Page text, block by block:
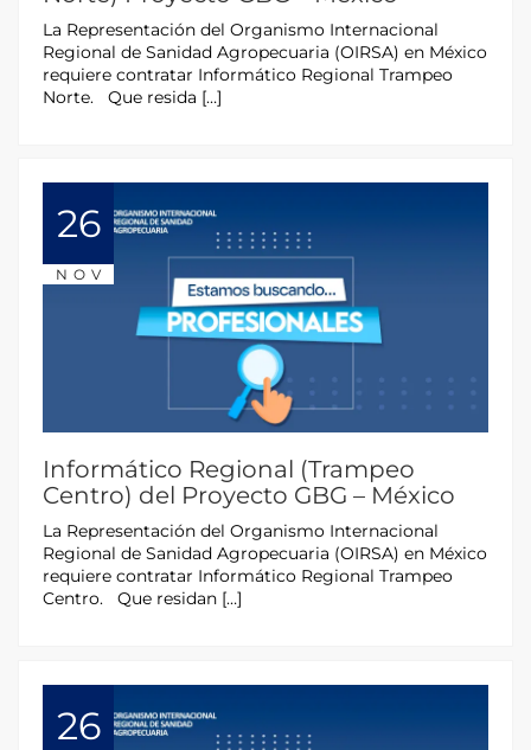
La Representación del Organismo Internacional
Regional de Sanidad Agropecuaria (OIRSA) en México
requiere contratar Informático Regional Trampeo
Norte. Que resida […]
26
NOV
Informático Regional (Trampeo
Centro) del Proyecto GBG – México
La Representación del Organismo Internacional
Regional de Sanidad Agropecuaria (OIRSA) en México
requiere contratar Informático Regional Trampeo
Centro. Que residan […]
26